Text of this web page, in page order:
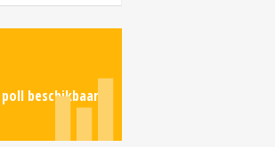
beschikbaar.